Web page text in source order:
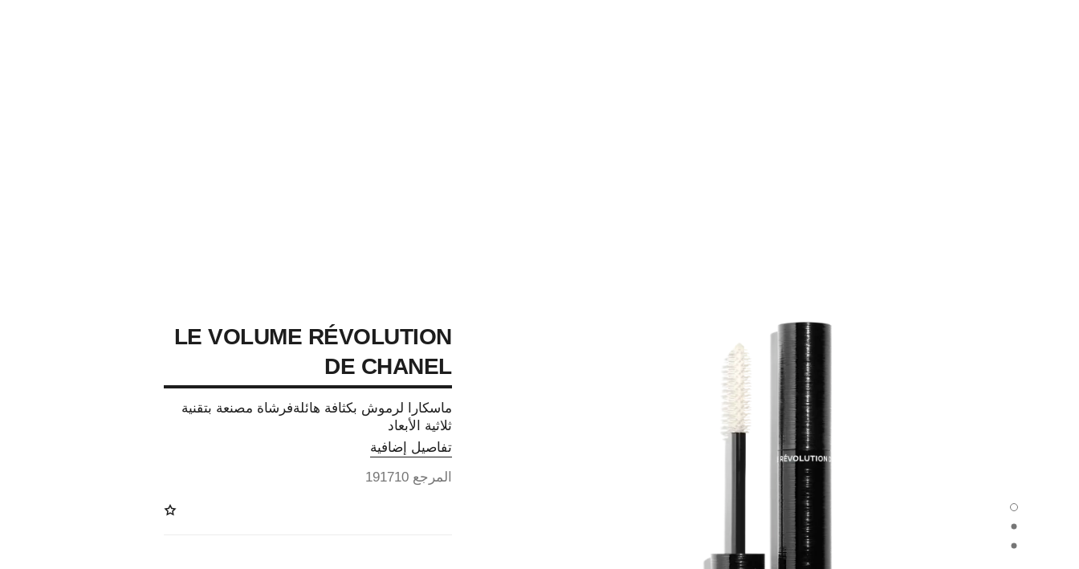
LE VOLUME RÉVOLUTION DE CHANEL - العرض الافتراضي
LE VOLUME RÉVOLUTION DE CHANEL - العرض البديل 1
LE VOLUME RÉVOLUTION DE CHANEL - عرض المواد الأساسية
LE VOLUME RÉVOLUTION
DE CHANEL
ماسكارا لرموش بكثافة هائلةفرشاة مصنعة بتقنية
ثلاثية الأبعاد
تفاصيل إضافية
المرجع 191710